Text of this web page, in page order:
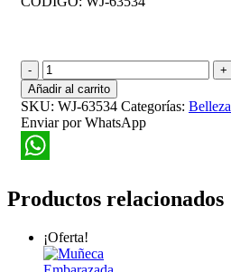
Muñeca
Cabeza
Peinar
Lila
cantidad
Añadir al carrito
SKU: WJ-63534 Categorías: Belleza
Enviar por WhatsApp
Productos relacionados
¡Oferta!